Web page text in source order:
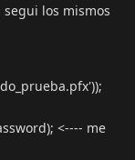
los mismos
<---- me